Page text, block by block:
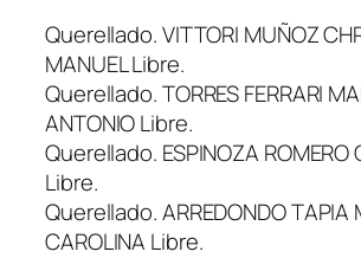
Querellado. VITTORI MUÑOZ
MANUEL Libre.
Querellado. TORRES FERRARI
ANTONIO Libre.
Querellado. ESPINOZA ROMERO
Libre.
Querellado. ARREDONDO TAPIA
CAROLINA Libre.